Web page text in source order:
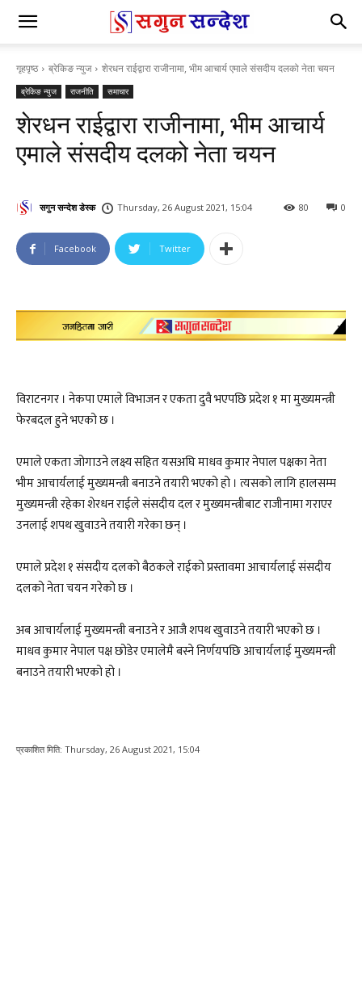
गृहपृष्ठ ब्रेकिङ न्युज शेरधन राईद्वारा राजीनामा, भीम आचार्य एमाले संसदीय दलको नेता चयन
ब्रेकिङ न्युज राजनीति समाचार
शेरधन राईद्वारा राजीनामा, भीम आचार्य
एमाले संसदीय दलको नेता चयन
सगुन सन्देश डेस्क Thursday, 26 August 2021, 15:04 0
80
Facebook Twitter
विराटनगर । नेकपा एमाले विभाजन र एकता दुवै भएपछि प्रदेश १ मा मुख्यमन्त्री
फेरबदल हुने भएको छ ।
एमाले एकता जोगाउने लक्ष्य सहित यसअघि माधव कुमार नेपाल पक्षका नेता
भीम आचार्यलाई मुख्यमन्त्री बनाउने तयारी भएको हो । त्यसको लागि हालसम्म
मुख्यमन्त्री रहेका शेरधन राईले संसदीय दल र मुख्यमन्त्रीबाट राजीनामा गराएर
उनलाई शपथ खुवाउने तयारी गरेका छन् ।
एमाले प्रदेश १ संसदीय दलको बैठकले राईको प्रस्तावमा आचार्यलाई संसदीय
दलको नेता चयन गरेको छ ।
अब आचार्यलाई मुख्यमन्त्री बनाउने र आजै शपथ खुवाउने तयारी भएको छ ।
माधव कुमार नेपाल पक्ष छोडेर एमालेमै बस्ने निर्णयपछि आचार्यलाई मुख्यमन्त्री
बनाउने तयारी भएको हो ।
प्रकाशित मिति: Thursday, 26 August 2021, 15:04